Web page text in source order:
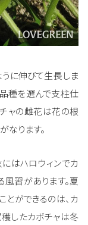
うに伸びて生長しま
種を選んで支柱仕
ャの雌花は花の根
なります。
はハロウィンでカ
風習があります。夏
とができるのは、カ
したカボチャは冬